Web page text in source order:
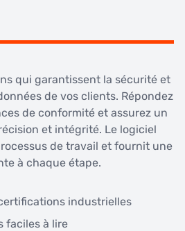
qui garantissent la sécurité et
de vos clients. Répondez
de conformité et assurez un
et intégrité. Le logiciel
de travail et fournit une
à chaque étape.
industrielles
faciles à lire